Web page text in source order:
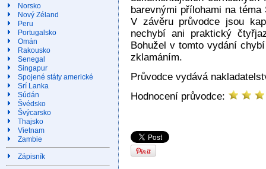
Norsko
Nový Zéland
Peru
Portugalsko
Omán
Rakousko
Senegal
Singapur
Spojené státy americké
Srí Lanka
Súdán
Švédsko
Švýcarsko
Thajsko
Vietnam
Zambie
Zápisník
barevnými přílohami na
V závěru průvodce jsou
nechybí ani praktický
Bohužel v tomto vydání
zklamáním.
Průvodce vydává
Hodnocení průvodce: